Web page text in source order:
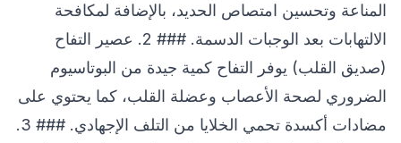
المناعة وتحسين امتصاص الحديد، بالإضافة لمكافحة
الالتهابات بعد الوجبات الدسمة. ### 2. عصير التفاح
(صديق القلب) يوفر التفاح كمية جيدة من البوتاسيوم
الضروري لصحة الأعصاب وعضلة القلب، كما يحتوي على
مضادات أكسدة تحمي الخلايا من التلف الإجهادي. ### 3.